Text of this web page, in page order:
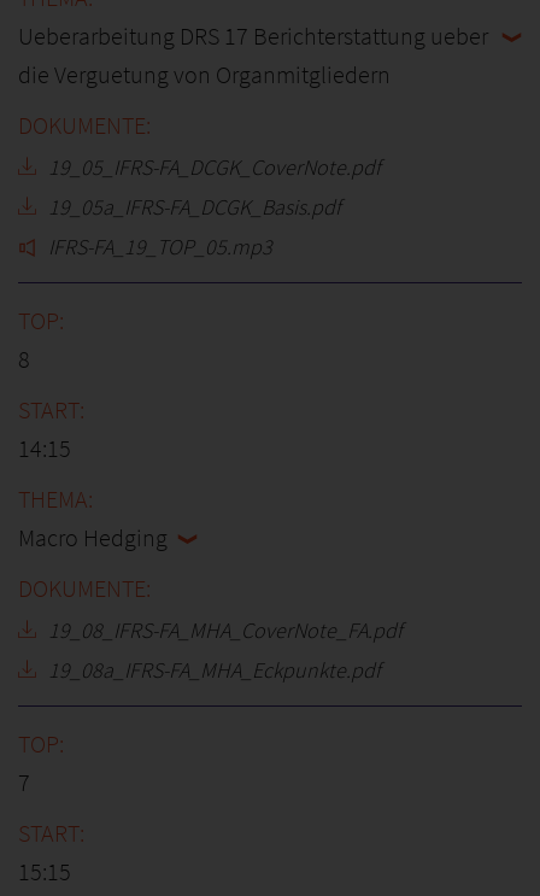
Ueberarbeitung DRS 17 Berichterstattung ueber
die Verguetung von Organmitgliedern
19_05_IFRS-FA_DCGK_CoverNote.pdf
19_05a_IFRS-FA_DCGK_Basis.pdf
IFRS-FA_19_TOP_05.mp3
8
14:15
Macro Hedging
19_08_IFRS-FA_MHA_CoverNote_FA.pdf
19_08a_IFRS-FA_MHA_Eckpunkte.pdf
7
15:15